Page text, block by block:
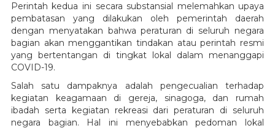
Perintah kedua ini secara substansial melemahkan upaya
pembatasan yang dilakukan oleh pemerintah daerah
dengan menyatakan bahwa peraturan di seluruh negara
bagian akan menggantikan tindakan atau perintah resmi
yang bertentangan di tingkat lokal dalam menanggapi
COVID-19.
Salah satu dampaknya adalah pengecualian terhadap
kegiatan keagamaan di gereja, sinagoga, dan rumah
ibadah serta kegiatan rekreasi dari peraturan di seluruh
negara bagian. Hal ini menyebabkan pedoman lokal